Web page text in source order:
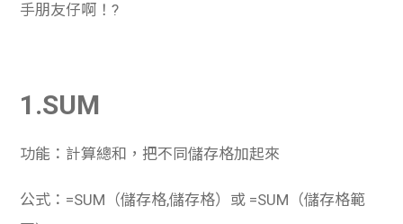
手朋友仔啊！?
1.SUM
功能：計算總和，把不同儲存格加起來
公式：=SUM（儲存格,儲存格）或 =SUM（儲存格範